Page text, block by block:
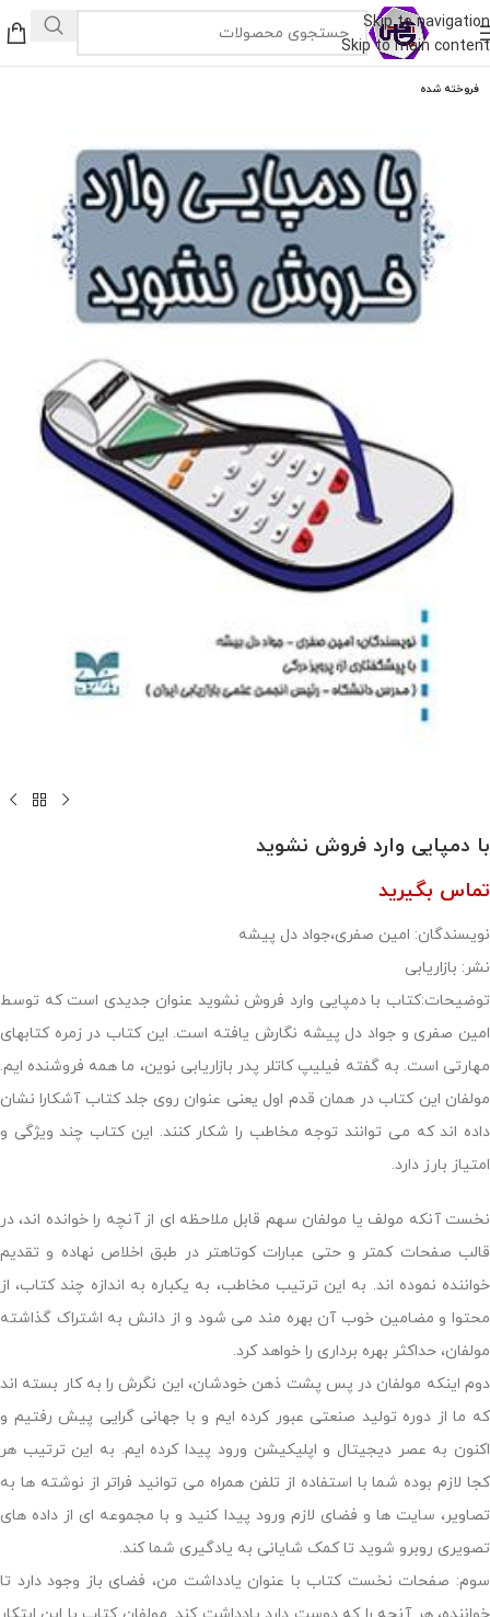
Skip to navigation
Skip to main content
فروخته شده
با دمپایی وارد فروش نشوید
تماس بگیرید
نویسندگان: امین صفری،جواد دل پیشه
نشر: بازاریابی
توضیحات:کتاب با دمپایی وارد فروش نشوید عنوان جدیدی است که توسط
امین صفری و جواد دل پیشه نگارش یافته است. این کتاب در زمره کتابهای
مهارتی است. به گفته فیلیپ کاتلر پدر بازاریابی نوین، ما همه فروشنده ایم.
مولفان این کتاب در همان قدم اول یعنی عنوان روی جلد کتاب آشکارا نشان
داده اند که می توانند توجه مخاطب را شکار کنند. این کتاب چند ویژگی و
امتیاز بارز دارد.
نخست آنکه مولف یا مولفان سهم قابل ملاحظه ای از آنچه را خوانده اند، در
قالب صفحات کمتر و حتی عبارات کوتاهتر در طبق اخلاص نهاده و تقدیم
خواننده نموده اند. به این ترتیب مخاطب، به یکباره به اندازه چند کتاب، از
محتوا و مضامین خوب آن بهره مند می شود و از دانش به اشتراک گذاشته
مولفان، حداکثر بهره برداری را خواهد کرد.
دوم اینکه مولفان در پس پشت ذهن خودشان، این نگرش را به کار بسته اند
که ما از دوره تولید صنعتی عبور کرده ایم و با جهانی گرایی پیش رفتیم و
اکنون به عصر دیجیتال و اپلیکیشن ورود پیدا کرده ایم. به این ترتیب هر
کجا لازم بوده شما با استفاده از تلفن همراه می توانید فراتر از نوشته ها به
تصاویر، سایت ها و فضای لازم ورود پیدا کنید و با مجموعه ای از داده های
تصویری روبرو شوید تا کمک شایانی به یادگیری شما کند.
سوم: صفحات نخست کتاب با عنوان یادداشت من، فضای باز وجود دارد تا